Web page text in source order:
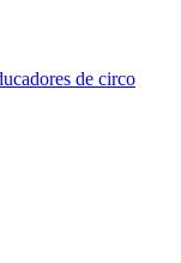
de circo